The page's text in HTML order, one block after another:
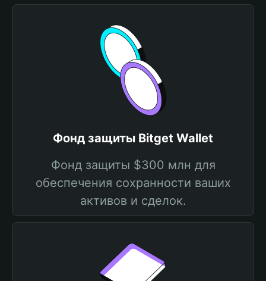
Фонд защиты Bitget Wallet
Фонд защиты $300 млн для
обеспечения сохранности ваших
активов и сделок.